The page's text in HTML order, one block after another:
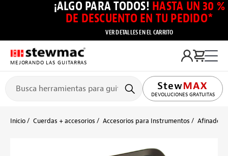
¡ALGO PARA TODOS! HASTA UN 30 %
DE DESCUENTO EN TU PEDIDO*
VER DETALLES EN EL CARRITO
MEJORANDO LAS GUITARRAS
DEVOLUCIONES GRATUITAS
Inicio Cuerdas + accesorios Accesorios para Instrumentos